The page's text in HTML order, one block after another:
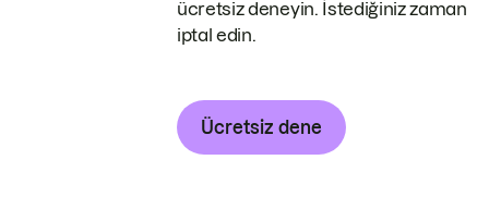
ücretsiz deneyin. İstediğiniz zaman
iptal edin.
Ücretsiz dene